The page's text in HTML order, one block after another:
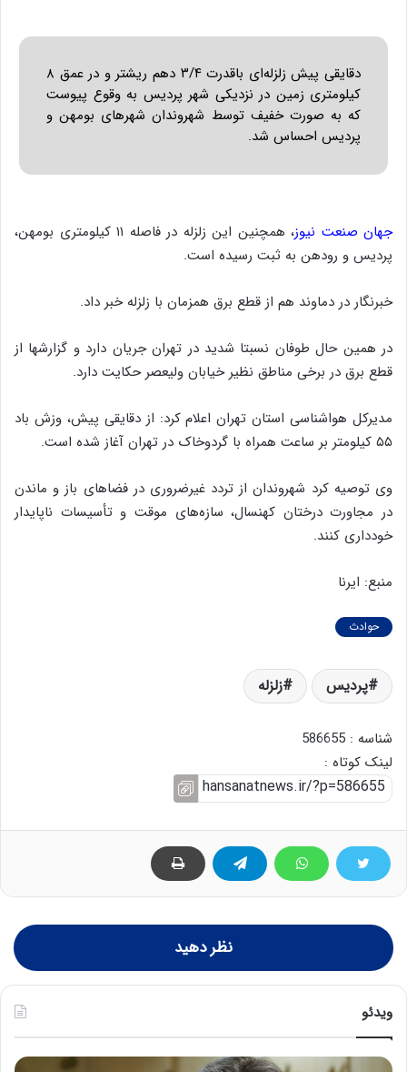
دقایقی پیش زلزله‌ای باقدرت ۳/۴ دهم ریشتر و در عمق ۸
کیلومتری زمین در نزدیکی شهر پردیس به وقوع پیوست
که به صورت خفیف توسط شهروندان شهرهای بومهن و
پردیس احساس شد.
جهان صنعت نیوز
، همچنین این زلزله در فاصله ۱۱ کیلومتری بومهن،
پردیس و رودهن به ثبت رسیده است.
خبرنگار در دماوند هم از قطع برق همزمان با زلزله خبر داد.
در همین حال طوفان نسبتا شدید در تهران جریان دارد و گزارشها از
قطع برق در برخی مناطق نظیر خیابان ولیعصر حکایت دارد.
مدیرکل هواشناسی استان تهران اعلام کرد: از دقایقی پیش، وزش باد
۵۵ کیلومتر بر ساعت همراه با گردوخاک در تهران آغاز شده است.
وی توصیه کرد شهروندان از تردد غیرضروری در فضاهای باز و ماندن
در مجاورت درختان کهنسال، سازه‌های موقت و تأسیسات ناپایدار
خودداری کنند.
منبع: ایرنا
حوادث
پردیس زلزله‌
شناسه : 586655
لینک کوتاه :
نظر دهید
ویدئو